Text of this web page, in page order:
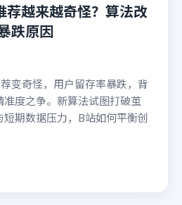
荐越来越奇怪？算法改
跌原因
变奇怪，用户留存率暴跌，背
度之争。新算法试图打破茧
期数据压力，B站如何平衡创